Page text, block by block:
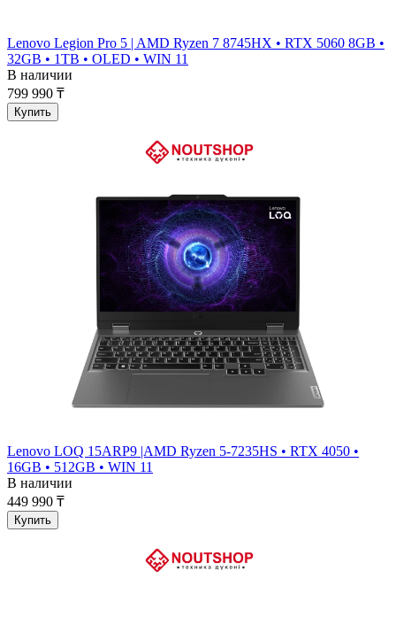
Lenovo Legion Pro 5 | AMD Ryzen 7 8745HX • RTX 5060 8GB •
32GB • 1TB • OLED • WIN 11
В наличии
799 990 ₸
Купить
Lenovo LOQ 15ARP9 |AMD Ryzen 5-7235HS • RTX 4050 •
16GB • 512GB • WIN 11
В наличии
449 990 ₸
Купить